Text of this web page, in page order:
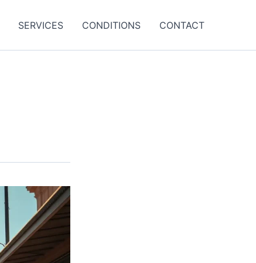
SERVICES CONDITIONS CONTACT